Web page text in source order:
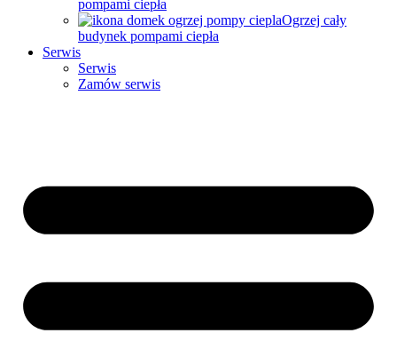
pompami ciepła
Ogrzej cały
budynek pompami ciepła
Serwis
Serwis
Zamów serwis